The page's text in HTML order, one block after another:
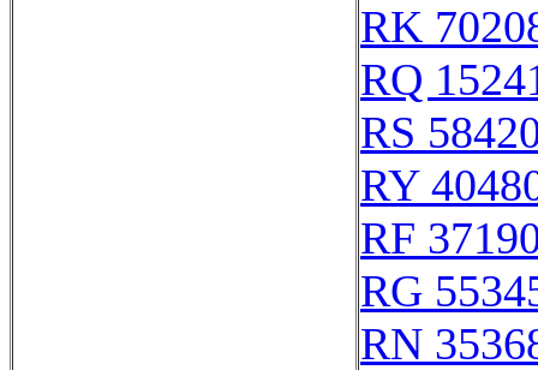
RK
RQ
RS
RY
RF
RG
RN